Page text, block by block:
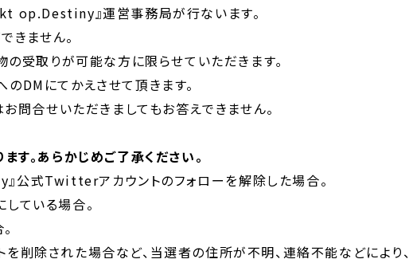
op.Destiny』運営事務局が行ないます。
きません。
受取りが可能な方に限らせていただきます｡
DMにてかえさせて頂きます。
問合せいただきましてもお答えできません。
。あらかじめご了承ください。
公式Twitterアカウントのフォローを解除した場合。
ている場合。
削除された場合など、当選者の住所が不明、連絡不能などにより、